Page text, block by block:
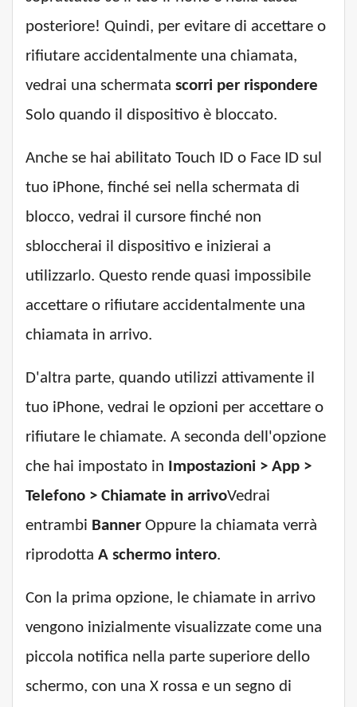
posteriore! Quindi, per evitare di accettare o
rifiutare accidentalmente una chiamata,
vedrai una schermata scorri per rispondere
Solo quando il dispositivo è bloccato.
Anche se hai abilitato Touch ID o Face ID sul
tuo iPhone, finché sei nella schermata di
blocco, vedrai il cursore finché non
sbloccherai il dispositivo e inizierai a
utilizzarlo. Questo rende quasi impossibile
accettare o rifiutare accidentalmente una
chiamata in arrivo.
D'altra parte, quando utilizzi attivamente il
tuo iPhone, vedrai le opzioni per accettare o
rifiutare le chiamate. A seconda dell'opzione
che hai impostato in Impostazioni > App >
Telefono > Chiamate in arrivoVedrai
entrambi Banner Oppure la chiamata verrà
riprodotta A schermo intero.
Con la prima opzione, le chiamate in arrivo
vengono inizialmente visualizzate come una
piccola notifica nella parte superiore dello
schermo, con una X rossa e un segno di